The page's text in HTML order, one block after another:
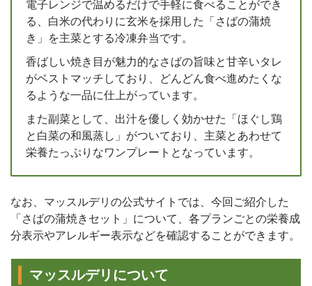
電子レンジで温めるだけで手軽に食べることができ
る、白米の代わりに玄米を採用した「さばの蒲焼
き」を主菜とする冷凍弁当です。
香ばしい焼き目が魅力的なさばの旨味と甘辛いタレ
がベストマッチしており、どんどん食べ進めたくな
るような一品に仕上がっています。
また副菜として、出汁を優しく効かせた「ほぐし鶏
と白菜の和風蒸し」がついており、主菜とあわせて
栄養たっぷりなワンプレートとなっています。
なお、マッスルデリの公式サイトでは、今回ご紹介した
「さばの蒲焼きセット」について、各プランごとの栄養成
分表示やアレルギー表示などを確認することができます。
マッスルデリについて